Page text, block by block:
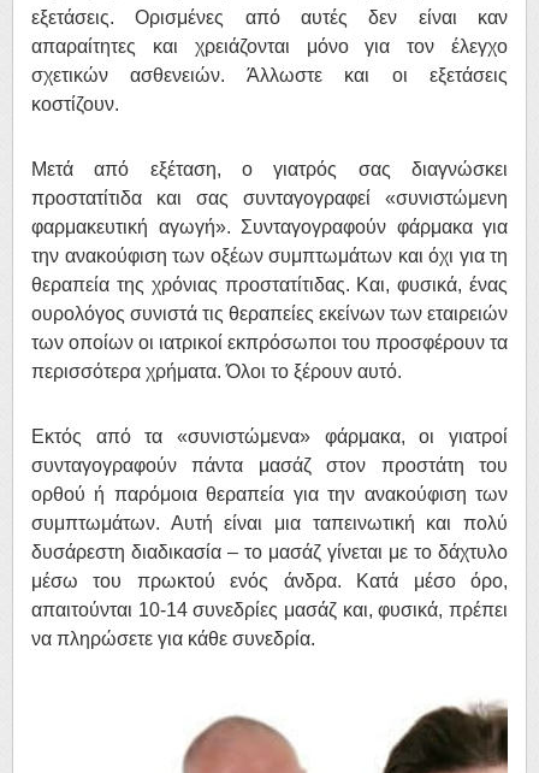
εξετάσεις. Ορισμένες από αυτές δεν είναι καν
απαραίτητες και χρειάζονται μόνο για τον έλεγχο
σχετικών ασθενειών. Άλλωστε και οι εξετάσεις
κοστίζουν.
Μετά από εξέταση, ο γιατρός σας διαγνώσκει
προστατίτιδα και σας συνταγογραφεί «συνιστώμενη
φαρμακευτική αγωγή». Συνταγογραφούν φάρμακα για
την ανακούφιση των οξέων συμπτωμάτων και όχι για τη
θεραπεία της χρόνιας προστατίτιδας. Και, φυσικά, ένας
ουρολόγος συνιστά τις θεραπείες εκείνων των εταιρειών
των οποίων οι ιατρικοί εκπρόσωποι του προσφέρουν τα
περισσότερα χρήματα. Όλοι το ξέρουν αυτό.
Εκτός από τα «συνιστώμενα» φάρμακα, οι γιατροί
συνταγογραφούν πάντα μασάζ στον προστάτη του
ορθού ή παρόμοια θεραπεία για την ανακούφιση των
συμπτωμάτων. Αυτή είναι μια ταπεινωτική και πολύ
δυσάρεστη διαδικασία – το μασάζ γίνεται με το δάχτυλο
μέσω του πρωκτού ενός άνδρα. Κατά μέσο όρο,
απαιτούνται 10-14 συνεδρίες μασάζ και, φυσικά, πρέπει
να πληρώσετε για κάθε συνεδρία.